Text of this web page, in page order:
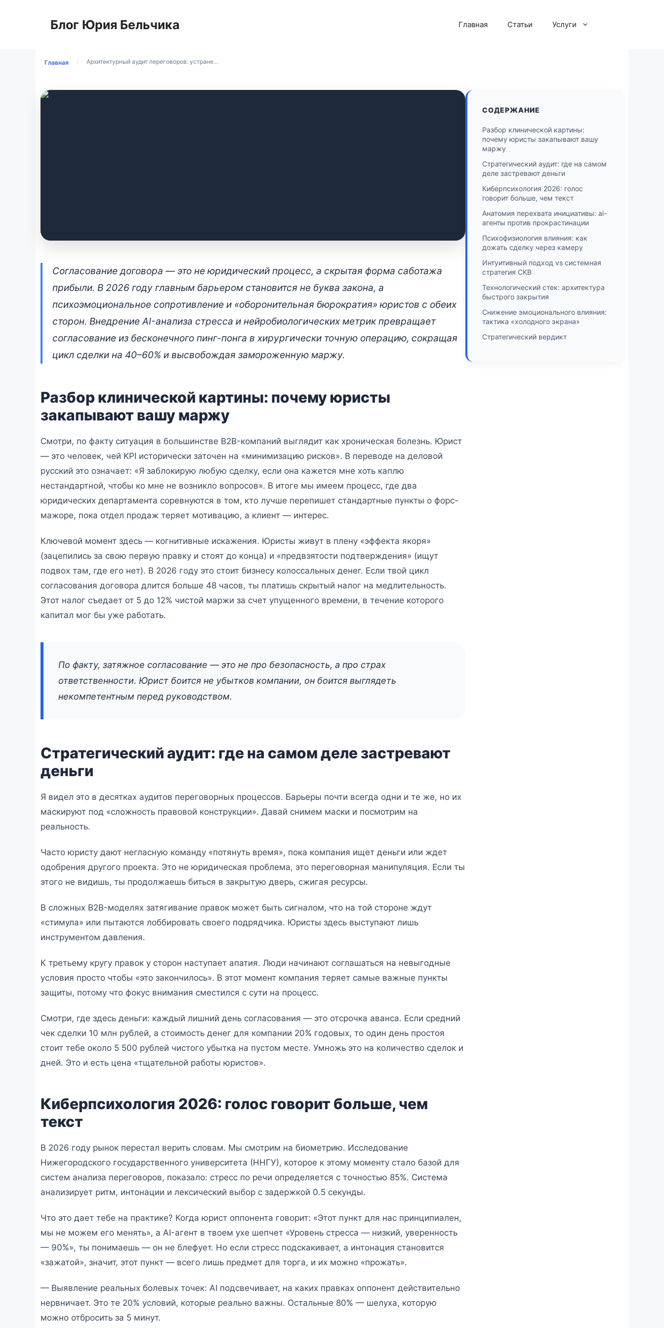
содержимомуБлог Юрия Бельчика Главная Статьи Услуги
Главная / Архитектурный аудит переговоров: устране…
Архитектурный аудит переговоров: устранение
неэффективности через AI-анализ
27 апреля 2026 • 👁 7 090 прочтений
Согласование договора — это не юридический процесс, а скрытая форма саботажа
прибыли. В 2026 году главным барьером становится не буква закона, а
психоэмоциональное сопротивление и «оборонительная бюрократия» юристов с обеих
сторон. Внедрение AI-анализа стресса и нейробиологических метрик превращает
согласование из бесконечного пинг-понга в хирургически точную операцию, сокращая
цикл сделки на 40–60% и высвобождая замороженную маржу.
Разбор клинической картины: почему юристы
закапывают вашу маржу
Смотри, по факту ситуация в большинстве B2B-компаний выглядит как хроническая болезнь. Юрист
— это человек, чей KPI исторически заточен на «минимизацию рисков». В переводе на деловой
русский это означает: «Я заблокирую любую сделку, если она кажется мне хоть каплю
нестандартной, чтобы ко мне не возникло вопросов». В итоге мы имеем процесс, где два
юридических департамента соревнуются в том, кто лучше перепишет стандартные пункты о форс-
мажоре, пока отдел продаж теряет мотивацию, а клиент — интерес.
Ключевой момент здесь — когнитивные искажения. Юристы живут в плену «эффекта якоря»
(зацепились за свою первую правку и стоят до конца) и «предвзятости подтверждения» (ищут
подвох там, где его нет). В 2026 году это стоит бизнесу колоссальных денег. Если твой цикл
согласования договора длится больше 48 часов, ты платишь скрытый налог на медлительность.
Этот налог съедает от 5 до 12% чистой маржи за счет упущенного времени, в течение которого
капитал мог бы уже работать.
По факту, затяжное согласование — это не про безопасность, а про страх
ответственности. Юрист боится не убытков компании, он боится выглядеть
некомпетентным перед руководством.
Стратегический аудит: где на самом деле застревают
деньги
Я видел это в десятках аудитов переговорных процессов. Барьеры почти всегда одни и те же, но их
маскируют под «сложность правовой конструкции». Давай снимем маски и посмотрим на
реальность.
Часто юристу дают негласную команду «потянуть время», пока компания ищет деньги или ждет
одобрения другого проекта. Это не юридическая проблема, это переговорная манипуляция. Если ты
этого не видишь, ты продолжаешь биться в закрытую дверь, сжигая ресурсы.
В сложных B2B-моделях затягивание правок может быть сигналом, что на той стороне ждут
«стимула» или пытаются лоббировать своего подрядчика. Юристы здесь выступают лишь
инструментом давления.
К третьему кругу правок у сторон наступает апатия. Люди начинают соглашаться на невыгодные
условия просто чтобы «это закончилось». В этот момент компания теряет самые важные пункты
защиты, потому что фокус внимания сместился с сути на процесс.
Смотри, где здесь деньги: каждый лишний день согласования — это отсрочка аванса. Если средний
чек сделки 10 млн рублей, а стоимость денег для компании 20% годовых, то один день простоя
стоит тебе около 5 500 рублей чистого убытка на пустом месте. Умножь это на количество сделок и
дней. Это и есть цена «тщательной работы юристов».
Киберпсихология 2026: голос говорит больше, чем
текст
В 2026 году рынок перестал верить словам. Мы смотрим на биометрию. Исследование
Нижегородского государственного университета (ННГУ), которое к этому моменту стало базой для
систем анализа переговоров, показало: стресс по речи определяется с точностью 85%. Система
анализирует ритм, интонации и лексический выбор с задержкой 0.5 секунды.
Что это дает тебе на практике? Когда юрист оппонента говорит: «Этот пункт для нас принципиален,
мы не можем его менять», а AI-агент в твоем ухе шепчет «Уровень стресса — низкий, уверенность
— 90%», ты понимаешь — он не блефует. Но если стресс подскакивает, а интонация становится
«зажатой», значит, этот пункт — всего лишь предмет для торга, и их можно «прожать».
— Выявление реальных болевых точек: AI подсвечивает, на каких правках оппонент действительно
нервничает. Это те 20% условий, которые реально важны. Остальные 80% — шелуха, которую
можно отбросить за 5 минут.
СОДЕРЖАНИЕ
Разбор клинической картины:
почему юристы закапывают вашу
маржу
Стратегический аудит: где на самом
деле застревают деньги
Киберпсихология 2026: голос
говорит больше, чем текст
Анатомия перехвата инициативы: ai-
агенты против прокрастинации
Психофизиология влияния: как
дожать сделку через камеру
Интуитивный подход vs системная
стратегия CKB
Технологический стек: архитектура
быстрого закрытия
Снижение эмоционального влияния:
тактика «холодного экрана»
Стратегический вердикт